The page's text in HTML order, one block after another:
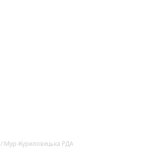
/ Мур-Куриловецька РДА